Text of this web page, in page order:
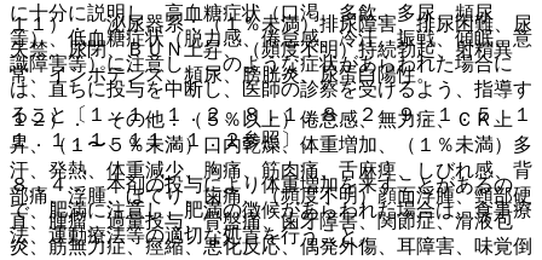
に十分に説明し、高血糖症状（口渇、多飲、多尿、頻尿
等）、低血糖症状（脱力感、倦怠感、冷汗、振戦、傾眠、意
識障害等）に注意し、このような症状があらわれた場合に
は、直ちに投与を中断し、医師の診察を受けるよう、指導す
ること〔１．１、１．２、８．１、８．２、９．１．５、１
１．１．１、１１．１．２参照〕。
８．４． 本剤の投与により体重増加を来すことがあるの
で、肥満に注意し、肥満の徴候があらわれた場合は、食事療
法、運動療法等の適切な処置を行うこと。
１１）． 泌尿器系：（１％未満）排尿障害、排尿困難、尿
失禁、尿閉、ＢＵＮ上昇、（頻度不明）持続勃起、射精異
常、インポテンス、頻尿、膀胱炎、尿蛋白陽性。
１２）． その他：（５％以上）倦怠感、無力症、ＣＫ上
昇、（１〜５％未満）口内乾燥、体重増加、（１％未満）多
汗、発熱、体重減少、胸痛、筋肉痛、舌麻痺、しびれ感、背
部痛、浮腫、ほてり、歯痛、（頻度不明）顔面浮腫、頸部硬
直、腫瘤、過量投与、骨盤痛、歯牙障害、関節症、滑液包
炎、筋無力症、痙縮、悪化反応、偶発外傷、耳障害、味覚倒